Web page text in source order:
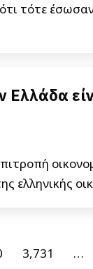
τότε
ελληνικής
3,731 …